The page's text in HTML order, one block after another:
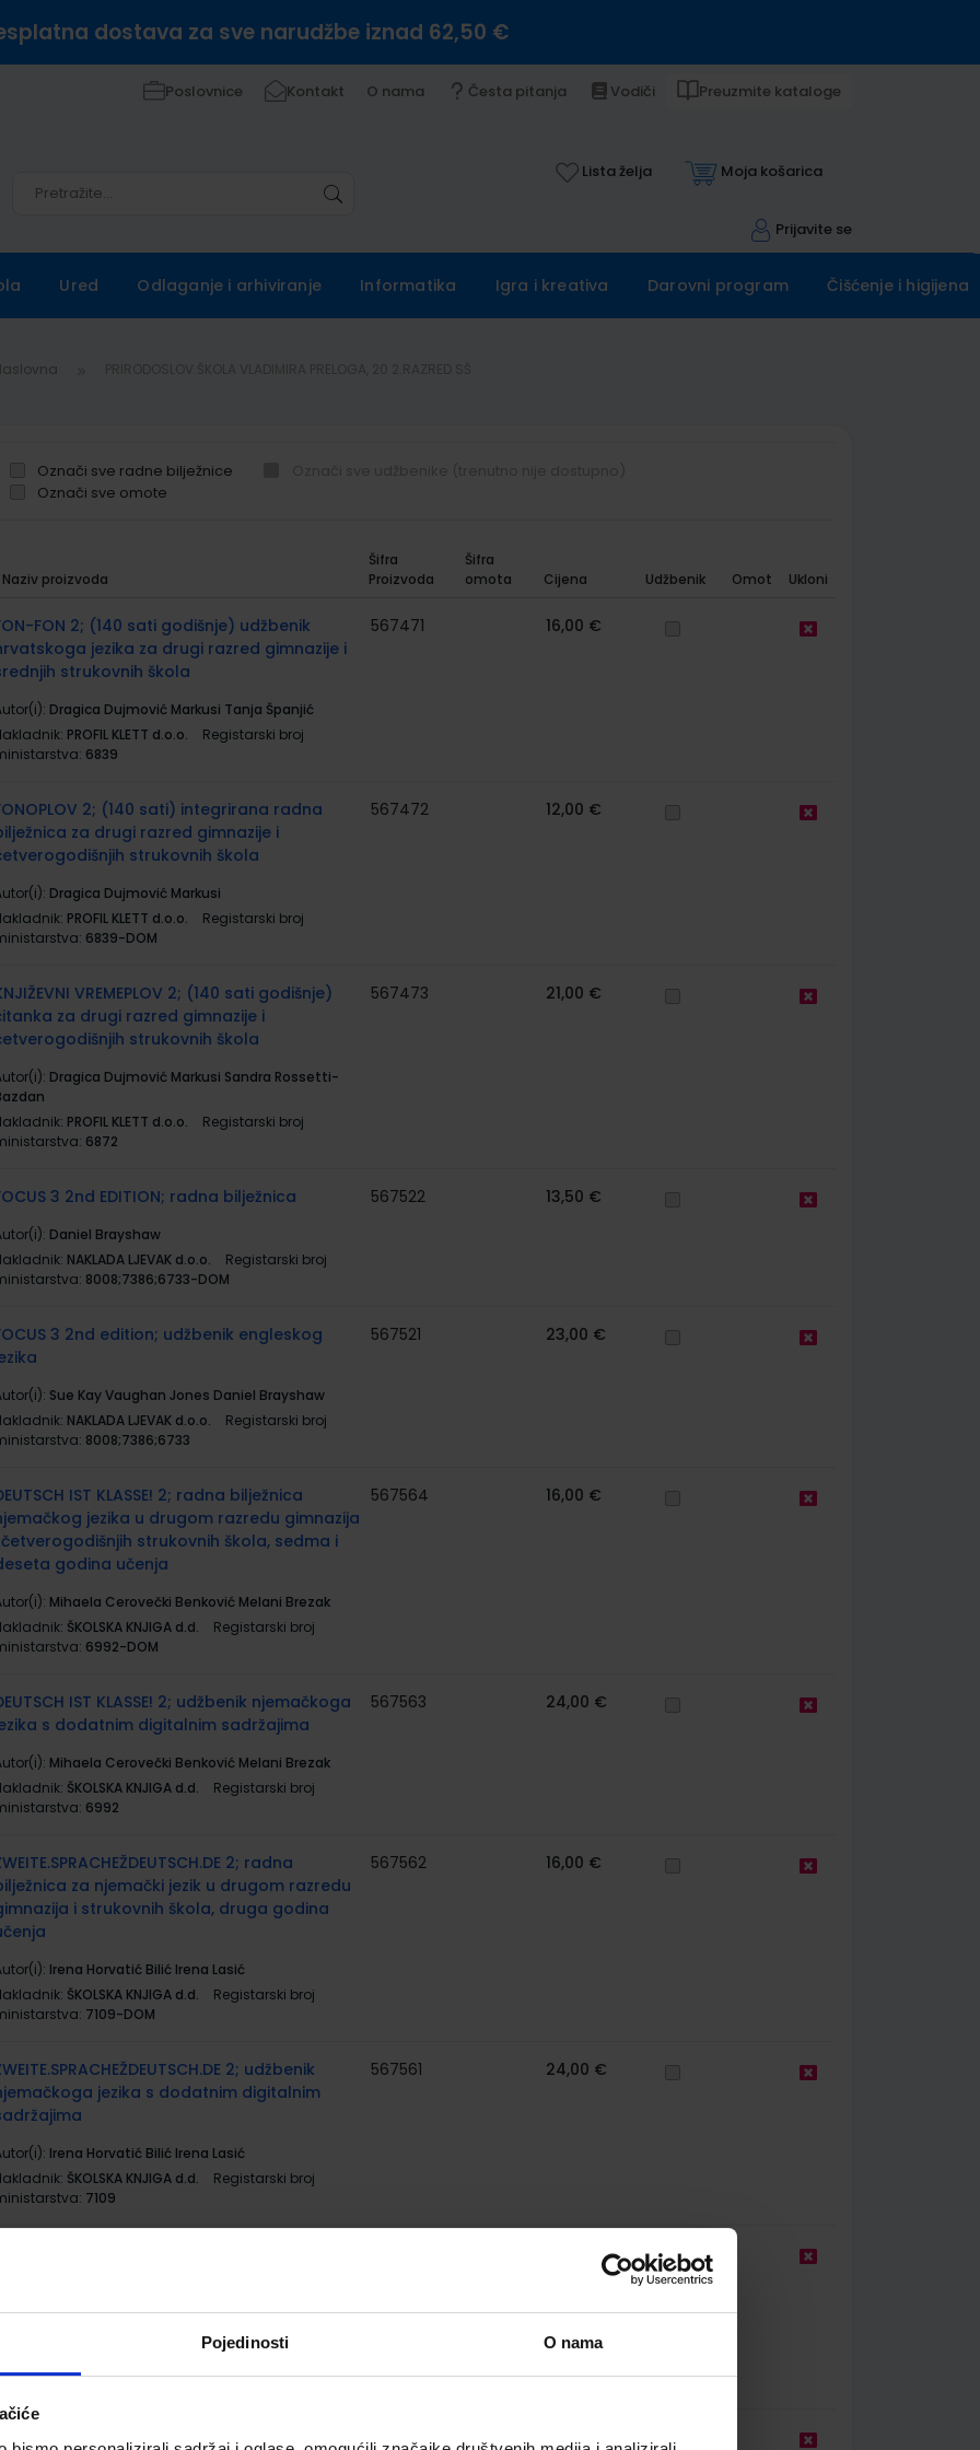
Pojedinosti O nama
dostava za sve narudžbe iznad 62,50 €
Poslovnice Kontakt O nama Česta pitanja Vodiči Preuzmite kataloge
Lista želja Moja košarica
Prijavite se
Ured Odlaganje i arhiviranje Informatika Igra i kreativa Darovni program Čišćenje i higijena
Označi sve radne bilježnice
Označi sve omote
Naziv proizvoda
Šifra
Proizvoda
Šifra
omota
Cijena Udžbenik Omot Ukloni
FON 2; (140 sati godišnje) udžbenik
jezika za drugi razred gimnazije i
strukovnih škola
Dragica Dujmović Markusi Tanja Španjić
PROFIL KLETT d.o.o.
Registarski broj
6839
567471 16,00 €
2; (140 sati) integrirana radna
za drugi razred gimnazije i
strukovnih škola
Dragica Dujmović Markusi
PROFIL KLETT d.o.o.
Registarski broj
6839-DOM
567472 12,00 €
VREMEPLOV 2; (140 sati godišnje)
za drugi razred gimnazije i
strukovnih škola
Dragica Dujmović Markusi Sandra Rossetti-
PROFIL KLETT d.o.o.
Registarski broj
6872
567473 21,00 €
3 2nd EDITION; radna bilježnica
Daniel Brayshaw
NAKLADA LJEVAK d.o.o.
Registarski broj
8008;7386;6733-DOM
567522 13,50 €
3 2nd edition; udžbenik engleskog
Sue Kay Vaughan Jones Daniel Brayshaw
NAKLADA LJEVAK d.o.o.
Registarski broj
8008;7386;6733
567521 23,00 €
IST KLASSE! 2; radna bilježnica
jezika u drugom razredu gimnazija
strukovnih škola, sedma i
godina učenja
Mihaela Cerovečki Benković Melani Brezak
ŠKOLSKA KNJIGA d.d.
Registarski broj
6992-DOM
567564 16,00 €
IST KLASSE! 2; udžbenik njemačkoga
s dodatnim digitalnim sadržajima
Mihaela Cerovečki Benković Melani Brezak
ŠKOLSKA KNJIGA d.d.
Registarski broj
6992
567563 24,00 €
2; radna
za njemački jezik u drugom razredu
i strukovnih škola, druga godina
Irena Horvatić Bilić Irena Lasić
ŠKOLSKA KNJIGA d.d.
Registarski broj
7109-DOM
567562 16,00 €
2; udžbenik
jezika s dodatnim digitalnim
Irena Horvatić Bilić Irena Lasić
ŠKOLSKA KNJIGA d.d.
Registarski broj
7109
567561 24,00 €
7044
27,30 €
2; (3, 4 ili 5 sati nastave tjedno)
567622 22,00 €